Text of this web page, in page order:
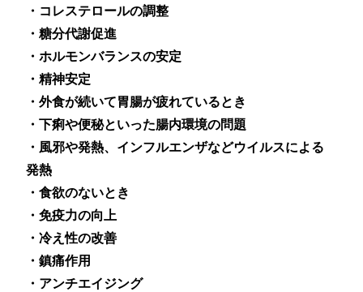
・コレステロールの調整
・糖分代謝促進
・ホルモンバランスの安定
・精神安定
・外食が続いて胃腸が疲れているとき
・下痢や便秘といった腸内環境の問題
・風邪や発熱、インフルエンザなどウイルスによる
発熱
・食欲のないとき
・免疫力の向上
・冷え性の改善
・鎮痛作用
・アンチエイジング